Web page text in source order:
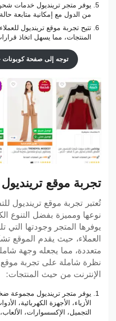
يوفر متجر ترينديول خدمات
من الدول مع إمكانية متابعة
تتيح تجربة موقع ترينديول
المنتجات، مما يسهل اتخاذ
توجه إلى صفحة كوبونات
تجربة موقع
تُعتبر تجربة موقع ترينديول
نوعها ومميزة بفضل التنوع
يوفرها المتجر وجودتها التي
العملاء، حيث يقدم الموقع
متعددة، مما يجعله وجهة
نظرة شاملة على تجربة موقع
الإنترنت من حيث المنتجات:
يوفر متجر ترينديول مجموعة
الأزياء، الأجهزة الكهربائية،
التجميل، الإكسسوارات،